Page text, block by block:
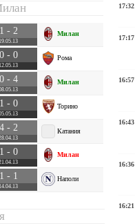
1 - 2
19.05.13
Милан
0 - 0
12.05.13
Рома
0 - 4 Милан
1 - 0 Торино
4 - 2 Катания
1 - 0 Милан
1 - 1
14.04.13
Наполи
17:32
17:17
16:57
16:43
16:36
16:21